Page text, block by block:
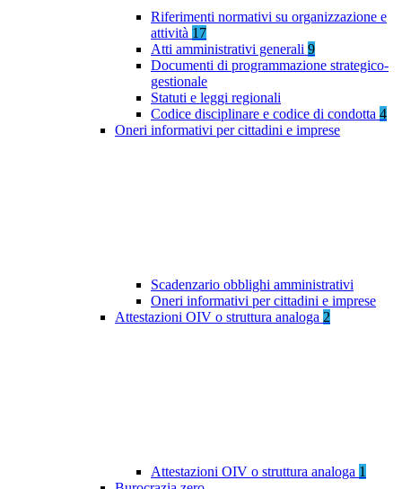
Riferimenti normativi su organizzazione e
attività 17
Atti amministrativi generali 9
Documenti di programmazione strategico-
gestionale
Statuti e leggi regionali
Codice disciplinare e codice di condotta 4
Oneri informativi per cittadini e imprese
Scadenzario obblighi amministrativi
Oneri informativi per cittadini e imprese
Attestazioni OIV o struttura analoga 2
Attestazioni OIV o struttura analoga 1